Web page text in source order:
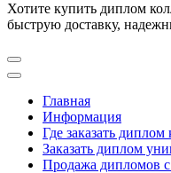
Хотите купить диплом
быструю доставку,
Главная
Информация
Где заказать
Заказать диплом
Продажа дипломов